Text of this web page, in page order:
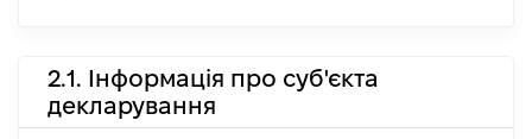
2.1. Інформація про суб'єкта
декларування